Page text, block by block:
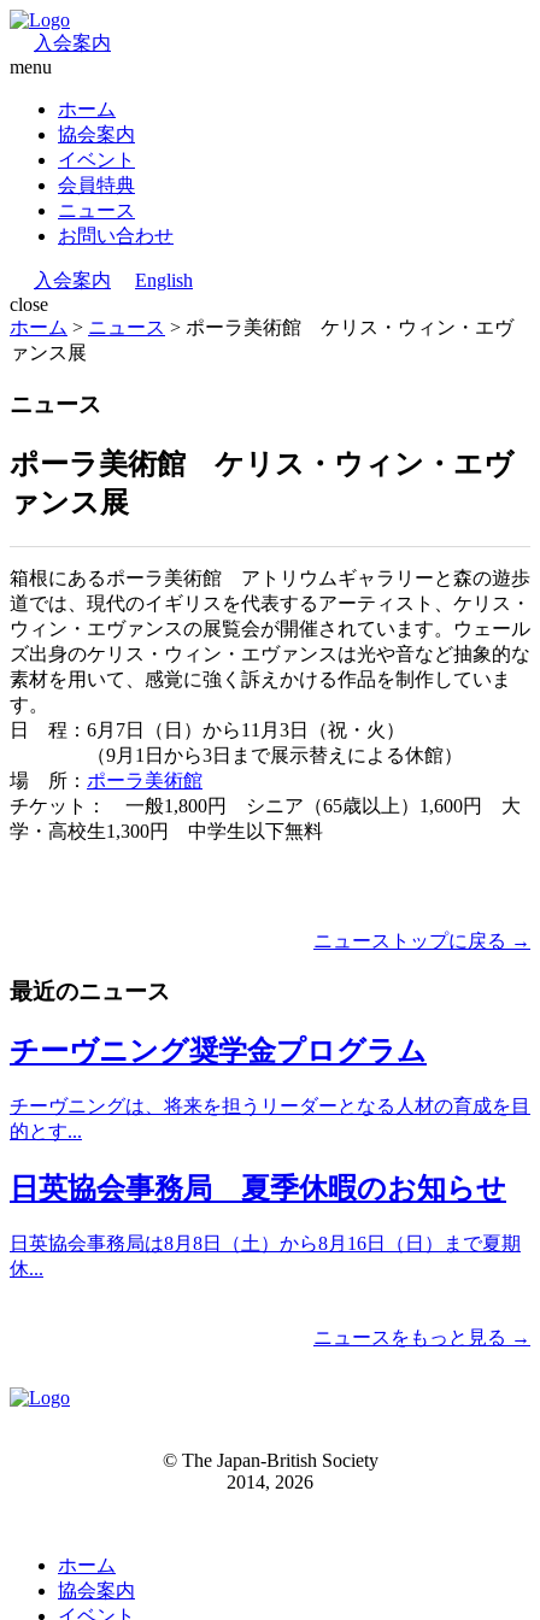
入会案内
menu
ホーム
協会案内
イベント
会員特典
ニュース
お問い合わせ
入会案内
English
close
ホーム > ニュース > ポーラ美術館 ケリス・ウィン・エヴ
ァンス展
ニュース
ポーラ美術館 ケリス・ウィン・エヴ
ァンス展
箱根にあるポーラ美術館 アトリウムギャラリーと森の遊歩
道では、現代のイギリスを代表するアーティスト、ケリス・
ウィン・エヴァンスの展覧会が開催されています。ウェール
ズ出身のケリス・ウィン・エヴァンスは光や音など抽象的な
素材を用いて、感覚に強く訴えかける作品を制作していま
す。
日 程：6月7日（日）から11月3日（祝・火）
（9月1日から3日まで展示替えによる休館）
場 所： ポーラ美術館
チケット： 一般1,800円 シニア（65歳以上）1,600円 大
学・高校生1,300円 中学生以下無料
ニューストップに戻る →
最近のニュース
チーヴニング奨学金プログラム
チーヴニングは、将来を担うリーダーとなる人材の育成を目
的とす...
日英協会事務局 夏季休暇のお知らせ
日英協会事務局は8月8日（土）から8月16日（日）まで夏期
休...
ニュースをもっと見る →
© The Japan-British Society
2014, 2026
ホーム
協会案内
イベント